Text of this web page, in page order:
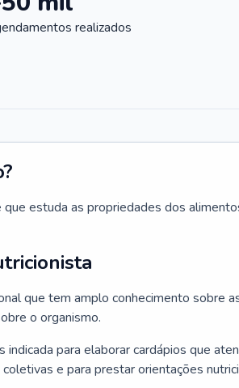
realizados
que estuda as propriedades dos
que tem amplo conhecimento sobre
o organismo.
indicada para elaborar cardápios que
e para prestar orientações